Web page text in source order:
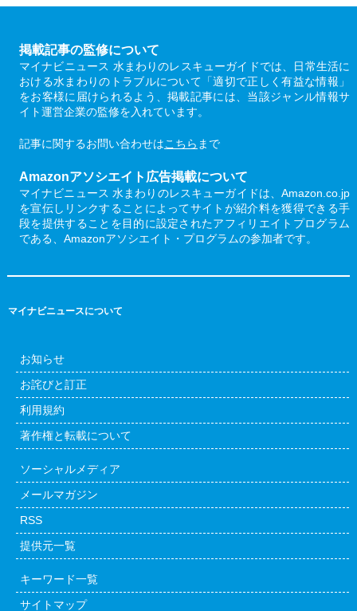
掲載記事の監修について
マイナビニュース 水まわりのレスキューガイドでは、日常生活に
おける水まわりのトラブルについて「適切で正しく有益な情報」
をお客様に届けられるよう、掲載記事には、当該ジャンル情報サ
イト運営企業の監修を入れています。
記事に関するお問い合わせはこちら まで
Amazonアソシエイト広告掲載について
マイナビニュース 水まわりのレスキューガイドは、Amazon.co.jp
を宣伝しリンクすることによってサイトが紹介料を獲得できる手
段を提供することを目的に設定されたアフィリエイトプログラム
である、Amazonアソシエイト・プログラムの参加者です。
マイナビニュースについて
お知らせ
お詫びと訂正
利用規約
著作権と転載について
ソーシャルメディア
メールマガジン
RSS
提供元一覧
キーワード一覧
サイトマップ